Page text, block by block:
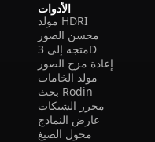
الأدوات
مولد HDRI
محسن الصور
متجه إلى 3D
إعادة مزج الصور
مولد الخامات
بحث Rodin
محرر الشبكات
عارض النماذج
محول الصيغ